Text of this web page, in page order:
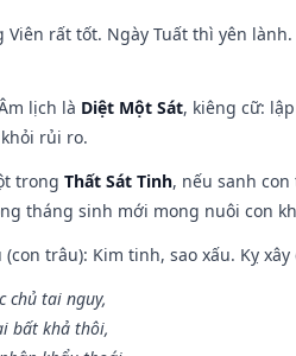
Viên rất tốt. Ngày Tuất thì yên
lịch là Diệt Một Sát, kiêng cữ:
rủi ro.
trong Thất Sát Tinh, nếu sanh
tháng sinh mới mong nuôi con
trâu): Kim tinh, sao xấu. Kỵ
chủ tai nguy,
bất khả thôi,